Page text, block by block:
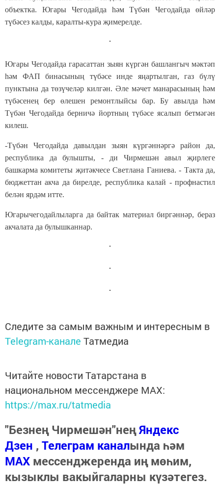
объектка. Югары Чегодайда һәм Түбән Чегодайда өйләр
түбәсез калды, каралты-кура җимерелде.
Югары Чегодайда гарасаттан зыян күргән башлангыч мәктәп
һәм ФАП бинасының түбәсе инде яңартылган, газ бүлү
пунктына да төзүчеләр килгән. Әле мәчет манарасының һәм
түбәсенең бер өлешен ремонтлыйсы бар. Бу авылда һәм
Түбән Чегодайда берничә йортның түбәсе ясалып бетмәгән
килеш.
-Түбән Чегодайда давылдан зыян күргәннәргә район да,
республика да булышты, - ди Чирмешән авыл җирлеге
башкарма комитеты җитәкчесе Светлана Ганиева. - Такта да,
бюджеттан акча да бирелде, республика калай - профнастил
белән ярдәм итте.
Югарычегодайлыларга да байтак материал биргәннәр, бераз
акчалата да булышканнар.
Следите за самым важным и интересным в
Telegram-канале Татмедиа
Читайте новости Татарстана в
национальном мессенджере MАХ:
https://max.ru/tatmedia
"Безнең Чирмешән"неңЯндекс
Дзен , Телеграм каналында һәм
МАХ мессенджеренда иң мөһим,
кызыклы вакыйгаларны күзәтегез.